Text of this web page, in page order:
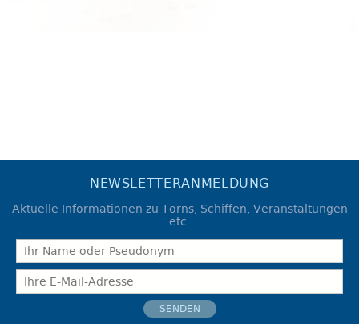
NEWSLETTERANMELDUNG
Aktuelle Informationen zu Törns, Schiffen, Veranstaltungen
etc.
SENDEN